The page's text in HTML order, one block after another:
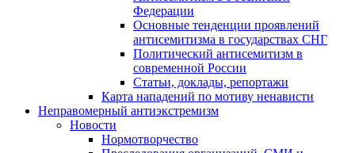
Федерации
Основные тенденции проявлений
антисемитизма в государствах СНГ
Политический антисемитизм в
современной России
Статьи, доклады, репортажи
Карта нападений по мотиву ненависти
Неправомерный антиэкстремизм
Новости
Нормотворчество